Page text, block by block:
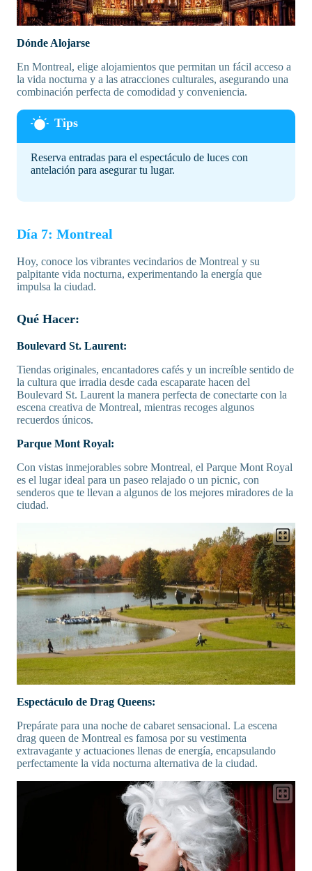
Dónde Alojarse
En Montreal, elige alojamientos que permitan un fácil acceso a
la vida nocturna y a las atracciones culturales, asegurando una
combinación perfecta de comodidad y conveniencia.
Reserva entradas para el espectáculo de luces con
antelación para asegurar tu lugar.
Día 7: Montreal
Hoy, conoce los vibrantes vecindarios de Montreal y su
palpitante vida nocturna, experimentando la energía que
impulsa la ciudad.
Qué Hacer:
Boulevard St. Laurent:
Tiendas originales, encantadores cafés y un increíble sentido de
la cultura que irradia desde cada escaparate hacen del
Boulevard St. Laurent la manera perfecta de conectarte con la
escena creativa de Montreal, mientras recoges algunos
recuerdos únicos.
Parque Mont Royal:
Con vistas inmejorables sobre Montreal, el Parque Mont Royal
es el lugar ideal para un paseo relajado o un picnic, con
senderos que te llevan a algunos de los mejores miradores de la
ciudad.
Espectáculo de Drag Queens:
Prepárate para una noche de cabaret sensacional. La escena
drag queen de Montreal es famosa por su vestimenta
extravagante y actuaciones llenas de energía, encapsulando
perfectamente la vida nocturna alternativa de la ciudad.